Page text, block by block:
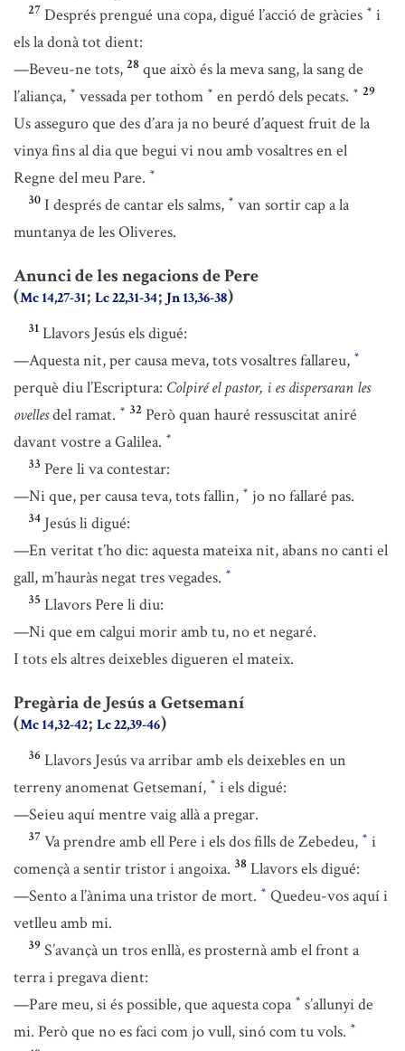
27 Després prengué una copa, digué l’acció de gràcies * i
els la donà tot dient:
—Beveu-ne tots, 28 que això és la meva sang, la sang de
l’aliança, * vessada per tothom * en perdó dels pecats. * 29
Us asseguro que des d’ara ja no beuré d’aquest fruit de la
vinya fins al dia que begui vi nou amb vosaltres en el
Regne del meu Pare. *
30 I després de cantar els salms, * van sortir cap a la
muntanya de les Oliveres.
Anunci de les negacions de Pere
(Mc 14,27-31; Lc 22,31-34; Jn 13,36-38)
31 Llavors Jesús els digué:
—Aquesta nit, per causa meva, tots vosaltres fallareu, *
perquè diu l’Escriptura: Colpiré el pastor, i es dispersaran les
ovellesdel ramat. * 32 Però quan hauré ressuscitat aniré
davant vostre a Galilea. *
33 Pere li va contestar:
—Ni que, per causa teva, tots fallin, * jo no fallaré pas.
34 Jesús li digué:
—En veritat t’ho dic: aquesta mateixa nit, abans no canti el
gall, m’hauràs negat tres vegades. *
35 Llavors Pere li diu:
—Ni que em calgui morir amb tu, no et negaré.
I tots els altres deixebles digueren el mateix.
Pregària de Jesús a Getsemaní
(Mc 14,32-42; Lc 22,39-46)
36 Llavors Jesús va arribar amb els deixebles en un
terreny anomenat Getsemaní, * i els digué:
—Seieu aquí mentre vaig allà a pregar.
37 Va prendre amb ell Pere i els dos fills de Zebedeu, * i
començà a sentir tristor i angoixa. 38 Llavors els digué:
—Sento a l’ànima una tristor de mort. * Quedeu-vos aquí i
vetlleu amb mi.
39 S’avançà un tros enllà, es prosternà amb el front a
terra i pregava dient:
—Pare meu, si és possible, que aquesta copa * s’allunyi de
mi. Però que no es faci com jo vull, sinó com tu vols. *